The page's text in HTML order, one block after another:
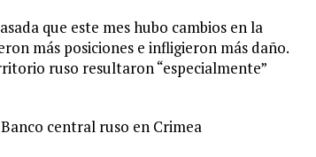
que este mes hubo cambios en la
más posiciones e infligieron más daño.
ruso resultaron “especialmente”
central ruso en Crimea